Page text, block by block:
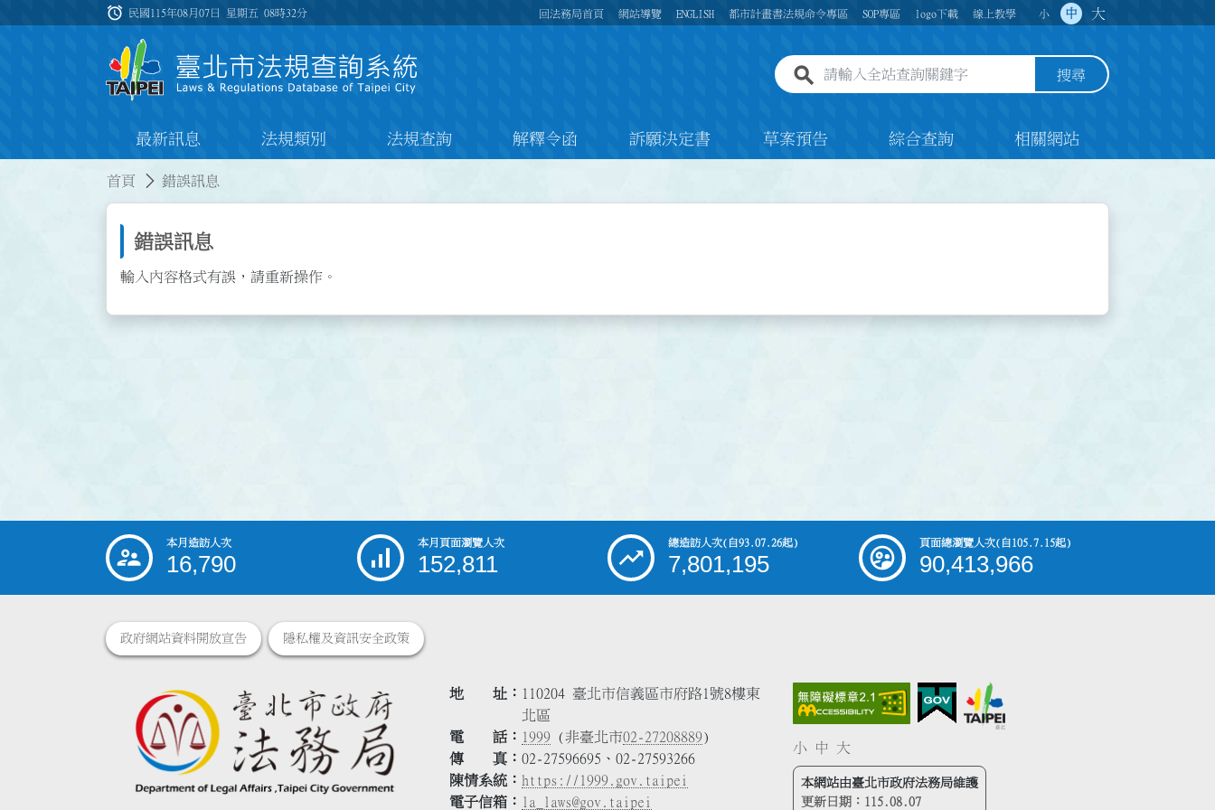
:::
alarm 民國115年08月07日 星期五08時32分 回法務局首頁 網站導覽 ENGLISH 都市計畫書法規命令專區 SOP專區 logo下載 線上教學 小 中 大
全站查詢關鍵字欄位 搜尋
最新訊息 法規類別 法規查詢 解釋令函 訴願決定書 草案預告 綜合查詢 相關網站
首頁 錯誤訊息
錯誤訊息
輸入內容格式有誤，請重新操作。
::: 本月造訪人次
16,790
本月頁面瀏覽人次
152,811
總造訪人次(自93.07.26起)
7,801,195
頁面總瀏覽人次(自105.7.15起)
90,413,966
政府網站資料開放宣告 隱私權及資訊安全政策
地 址
110204 臺北市信義區市府路1號8樓東
北區
電 話
1999 (非臺北市02-27208889)
傳 真
02-27596695、02-27593266
陳情系統
https://1999.gov.taipei
電子信箱
la_laws@gov.taipei
小 中 大
本網站由臺北市政府法務局維護
更新日期： 115.08.07